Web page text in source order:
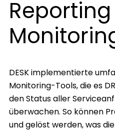
DESK implementierte
Monitoring-Tools, die es
den Status aller
überwachen. So können
und gelöst werden, was